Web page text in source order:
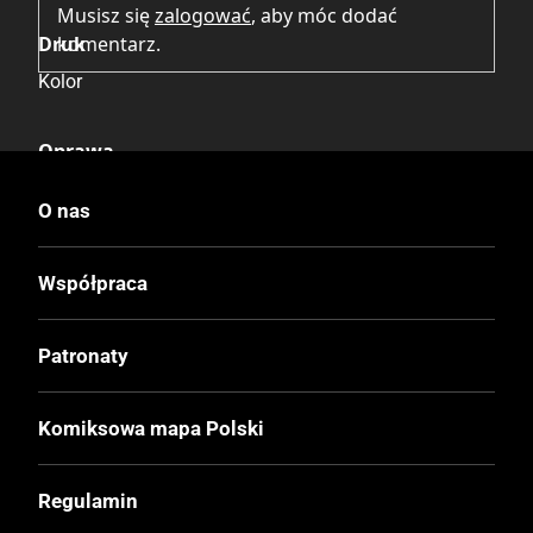
Druk
Kolor
Oprawa
215x290 mm
Liczba Stron
Cena Okładkowa
29,99 zł
Musisz sięzalogować, aby móc dodać
komentarz.
O nas
Współpraca
Patronaty
Komiksowa mapa Polski
Regulamin